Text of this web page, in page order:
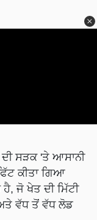
ਸੜਕ 'ਤੇ ਆਸਾਨੀ
ਕੀਤਾ ਗਿਆ
ਜੋ ਖੇਤ ਦੀ ਮਿੱਟੀ
ਵੱਧ ਤੋਂ ਵੱਧ ਲੋਡ